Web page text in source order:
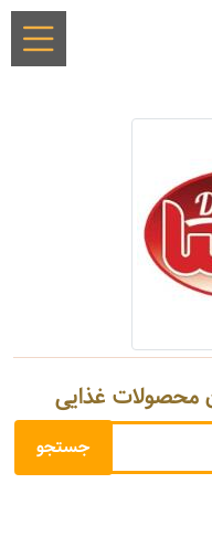
محصولات غذایی